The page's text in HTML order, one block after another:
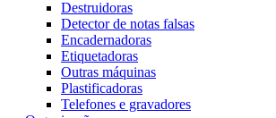
Destruidoras
Detector de notas falsas
Encadernadoras
Etiquetadoras
Outras máquinas
Plastificadoras
Telefones e gravadores